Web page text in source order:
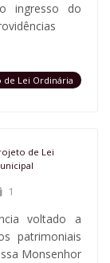
ingresso do
de Lei Ordinária
de Lei
1
voltado a
patrimoniais
Monsenhor